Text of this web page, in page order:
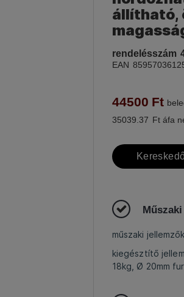
állítható,
rendelésszám
EAN
44500 Ft
35039.37 Ft áfa
műszaki
kiegésztítő
18kg, Ø 20mm